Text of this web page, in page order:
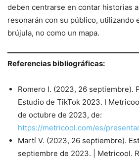
deben centrarse en contar historias
resonarán con su público, utilizando
brújula, no como un mapa.
Referencias bibliográficas:
Romero I. (2023, 26 septiembre).
Estudio de TikTok 2023. I
de octubre de 2023, de:
https://metricool.com/es/
Martí V. (2023, 26 septiembre).
septiembre de 2023. | Metricool.